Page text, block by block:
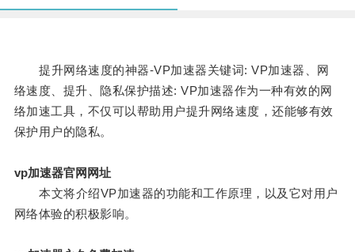
提升网络速度的神器-VP加速器关键词: VP加速器、网
络速度、提升、隐私保护描述: VP加速器作为一种有效的网
络加速工具，不仅可以帮助用户提升网络速度，还能够有效
保护用户的隐私。
vp加速器官网网址
本文将介绍VP加速器的功能和工作原理，以及它对用户
网络体验的积极影响。